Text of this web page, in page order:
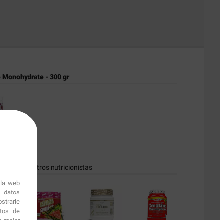
web
datos
de
Monohydrate - 300 gr
por nuestros nutricionistas